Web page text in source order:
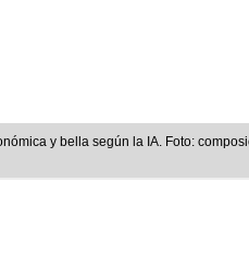
y bella según la IA. Foto: